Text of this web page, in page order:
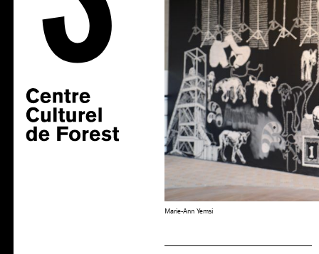
Marie-Ann Yemsi